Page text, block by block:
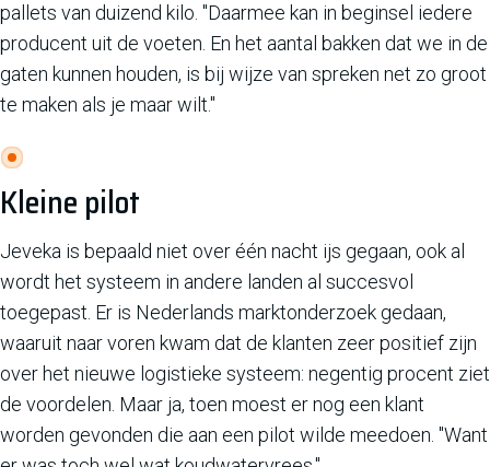
pallets van duizend kilo. "Daarmee kan in beginsel iedere
producent uit de voeten. En het aantal bakken dat we in de
gaten kunnen houden, is bij wijze van spreken net zo groot
te maken als je maar wilt."
Kleine pilot
Jeveka is bepaald niet over één nacht ijs gegaan, ook al
wordt het systeem in andere landen al succesvol
toegepast. Er is Nederlands marktonderzoek gedaan,
waaruit naar voren kwam dat de klanten zeer positief zijn
over het nieuwe logistieke systeem: negentig procent ziet
de voordelen. Maar ja, toen moest er nog een klant
worden gevonden die aan een pilot wilde meedoen. "Want